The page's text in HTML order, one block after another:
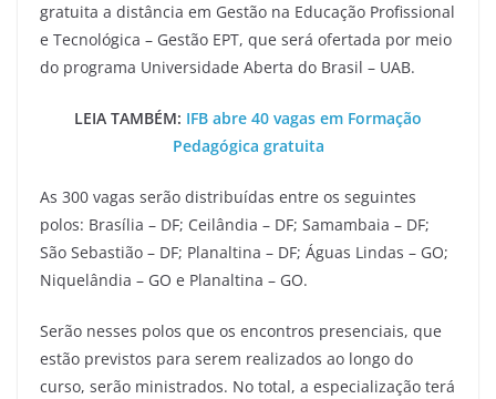
gratuita a distância em Gestão na Educação Profissional
e Tecnológica – Gestão EPT, que será ofertada por meio
do programa Universidade Aberta do Brasil – UAB.
LEIA TAMBÉM: IFB abre 40 vagas em Formação
Pedagógica gratuita
As 300 vagas serão distribuídas entre os seguintes
polos: Brasília – DF; Ceilândia – DF; Samambaia – DF;
São Sebastião – DF; Planaltina – DF; Águas Lindas – GO;
Niquelândia – GO e Planaltina – GO.
Serão nesses polos que os encontros presenciais, que
estão previstos para serem realizados ao longo do
curso, serão ministrados. No total, a especialização terá